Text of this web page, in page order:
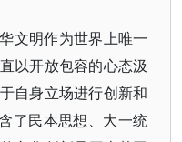
文明作为世界上唯一
以开放包容的心态汲
自身立场进行创新和
了民本思想、大一统